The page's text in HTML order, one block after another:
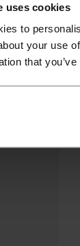
uses cookies
to
your use
that
เพิ่